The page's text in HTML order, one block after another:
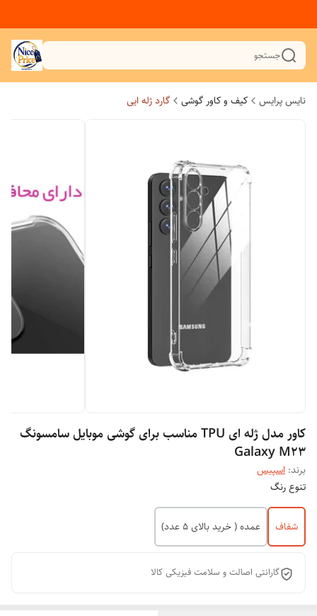
جستجو
نایس پرایس کیف و کاور گوشی گارد ژله ایی
کاور مدل ژله ای TPU مناسب برای گوشی موبایل سامسونگ
Galaxy M23
برند: اسپیس
تنوع رنگ
شفاف عمده ( خرید بالای 5 عدد)
گارانتی اصالت و سلامت فیزیکی کالا